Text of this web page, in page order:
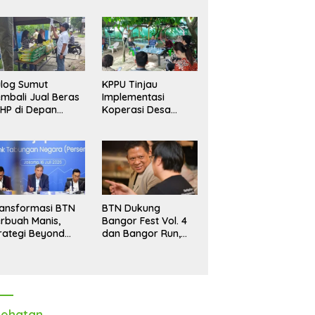
Sumut
Jual Beras
di Depan
Akhir Tahun
KPPU Tinjau
Implementasi
Koperasi Desa
BTN
Manis,
Beyond
BTN Dukung
Bangor Fest Vol. 4
dan Bangor Run,